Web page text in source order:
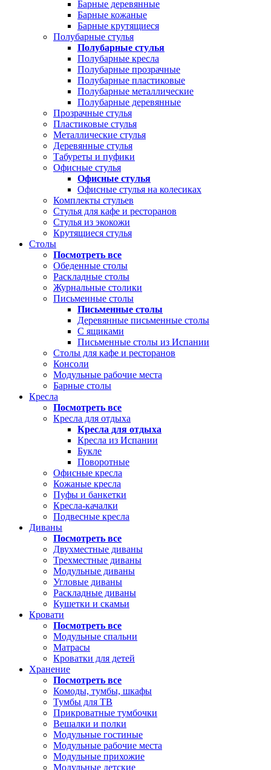
Барные деревянные
Барные кожаные
Барные крутящиеся
Полубарные стулья
Полубарные стулья
Полубарные кресла
Полубарные прозрачные
Полубарные пластиковые
Полубарные металлические
Полубарные деревянные
Прозрачные стулья
Пластиковые стулья
Металлические стулья
Деревянные стулья
Табуреты и пуфики
Офисные стулья
Офисные стулья
Офисные стулья на колесиках
Комплекты стульев
Стулья для кафе и ресторанов
Стулья из экокожи
Крутящиеся стулья
Столы
Посмотреть все
Обеденные столы
Раскладные столы
Журнальные столики
Письменные столы
Письменные столы
Деревянные письменные столы
С ящиками
Письменные столы из Испании
Столы для кафе и ресторанов
Консоли
Модульные рабочие места
Барные столы
Кресла
Посмотреть все
Кресла для отдыха
Кресла для отдыха
Кресла из Испании
Букле
Поворотные
Офисные кресла
Кожаные кресла
Пуфы и банкетки
Кресла-качалки
Подвесные кресла
Диваны
Посмотреть все
Двухместные диваны
Трехместные диваны
Модульные диваны
Угловые диваны
Раскладные диваны
Кушетки и скамьи
Кровати
Посмотреть все
Модульные спальни
Матрасы
Кроватки для детей
Хранение
Посмотреть все
Комоды, тумбы, шкафы
Тумбы для ТВ
Прикроватные тумбочки
Вешалки и полки
Модульные гостиные
Модульные рабочие места
Модульные прихожие
Модульные детские